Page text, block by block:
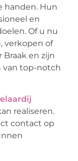
handen. Hun
en
Of u nu
verkopen of
en zijn
van top-notch
realiseren.
contact op